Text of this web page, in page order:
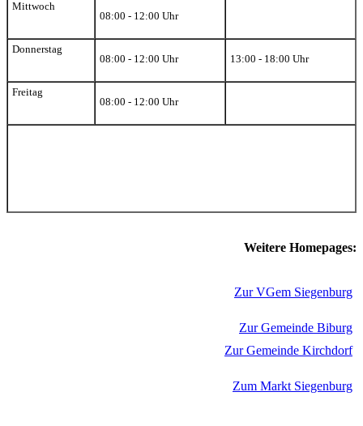
Mittwoch
08:00 - 12:00 Uhr
Donnerstag
08:00 - 12:00 Uhr
13:00 - 18:00 Uhr
Freitag
08:00 - 12:00 Uhr
Weitere Homepages:
Zur VGem Siegenburg
Zur Gemeinde Biburg
Zur Gemeinde Kirchdorf
Zum Markt Siegenburg